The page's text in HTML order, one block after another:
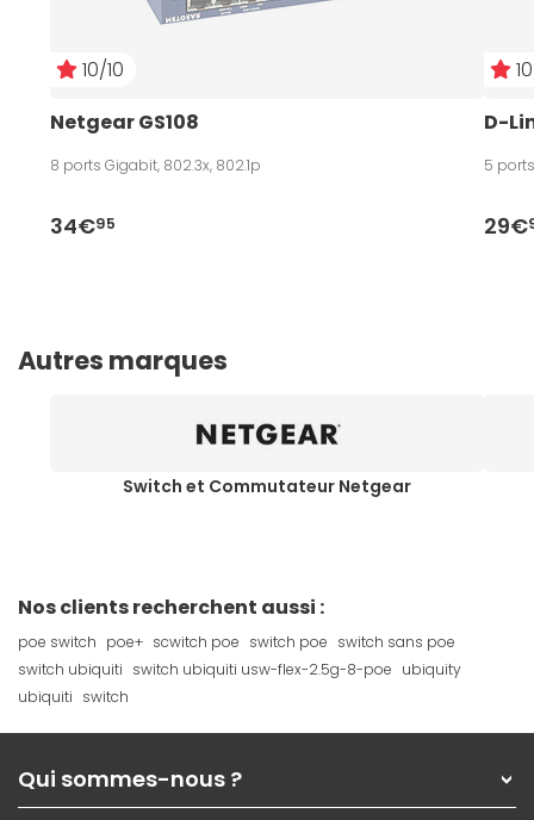
10/10
Netgear GS108
8 ports Gigabit, 802.3x, 802.1p
34€95
D-
5
29€
Autres marques
Switch et Commutateur Netgear
Nos clients recherchent aussi :
poe switch poe+ scwitch poe switch poe switch sans poe
switch ubiquiti switch ubiquiti usw-flex-2.5g-8-poe ubiquity
ubiquiti switch
Qui sommes-nous ?